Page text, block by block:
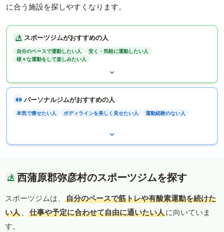
に合う施設を探しやすくなります。
スポーツジムがおすすめの人
自分のペースで運動したい人
安く・気軽に運動したい人
様々な運動をして楽しみたい人
パーソナルジムがおすすめの人
本気で痩せたい人 ボディラインを美しく見せたい人 運動経験のない人
西蒲原郡弥彦村のスポーツジムを探す
スポーツジムは、
自分のペースで筋トレや有酸素運動を続けた
い人 、 仕事や予定に合わせて自由に通いたい人に向いていま
す。